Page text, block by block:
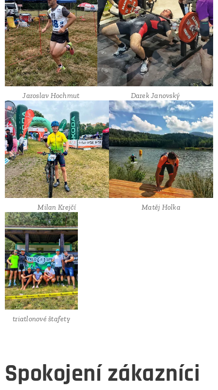
Jaroslav Hochmut Darek Janovský
Milan Krejčí Matěj Holka
triatlonové štafety
Spokojení zákazníci